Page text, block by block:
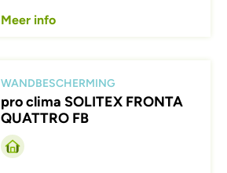
Meer info
WANDBESCHERMING
pro clima SOLITEX FRONTA
QUATTRO FB